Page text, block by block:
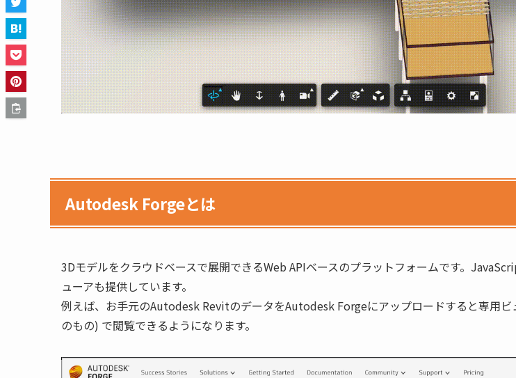
Autodesk Forgeとは
3Dモデルをクラウドベースで展開できるWeb APIベースのプラットフォームです。
ューアも提供しています。
例えば、お手元のAutodesk RevitのデータをAutodesk Forgeにアップロードすると専用ビ
のもの) で閲覧できるようになります。